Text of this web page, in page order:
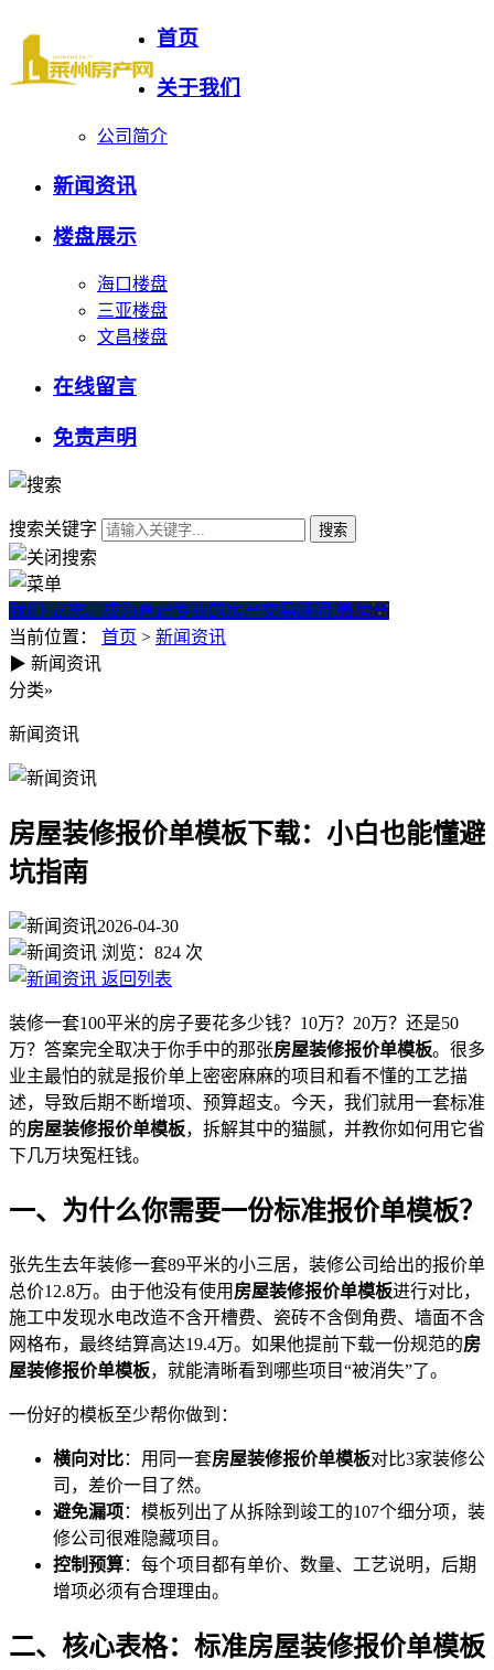
首页
关于我们
公司简介
新闻资讯
楼盘展示
海口楼盘
三亚楼盘
文昌楼盘
在线留言
免责声明
搜索关键字
我们·立志。成为真正专业的房产交易顾问 微房产
当前位置： 首页 > 新闻资讯
房屋装修报价单模板下载：小
▶ 新闻资讯
分类»
新闻资讯
房屋装修报价单模板下载：小白也能懂避
坑指南
2026-04-30
浏览： 824 次
返回列表
装修一套100平米的房子要花多少钱？10万？20万？还是50
万？答案完全取决于你手中的那张房屋装修报价单模板。很多
业主最怕的就是报价单上密密麻麻的项目和看不懂的工艺描
述，导致后期不断增项、预算超支。今天，我们就用一套标准
的房屋装修报价单模板，拆解其中的猫腻，并教你如何用它省
下几万块冤枉钱。
一、为什么你需要一份标准报价单模板？
张先生去年装修一套89平米的小三居，装修公司给出的报价单
总价12.8万。由于他没有使用 房屋装修报价单模板进行对比，
施工中发现水电改造不含开槽费、瓷砖不含倒角费、墙面不含
网格布，最终结算高达19.4万。如果他提前下载一份规范的房
屋装修报价单模板，就能清晰看到哪些项目“被消失”了。
一份好的模板至少帮你做到：
横向对比：用同一套房屋装修报价单模板对比3家装修公
司，差价一目了然。
避免漏项 ：模板列出了从拆除到竣工的107个细分项，装
修公司很难隐藏项目。
控制预算：每个项目都有单价、数量、工艺说明，后期
增项必须有合理理由。
二、核心表格：标准房屋装修报价单模板